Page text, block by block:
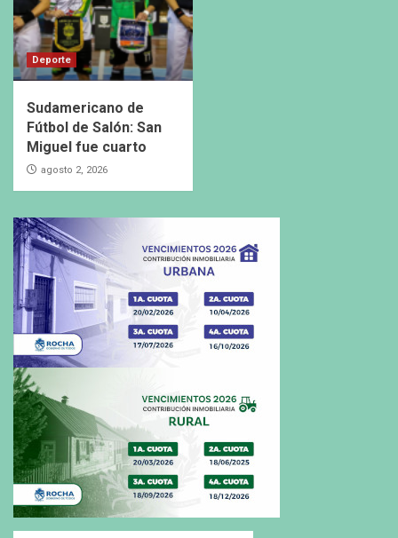
Deporte
Sudamericano de
Fútbol de Salón: San
Miguel fue cuarto
agosto 2, 2026